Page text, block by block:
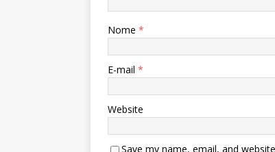
Nome *
E-mail *
Website
Save my name, email, and